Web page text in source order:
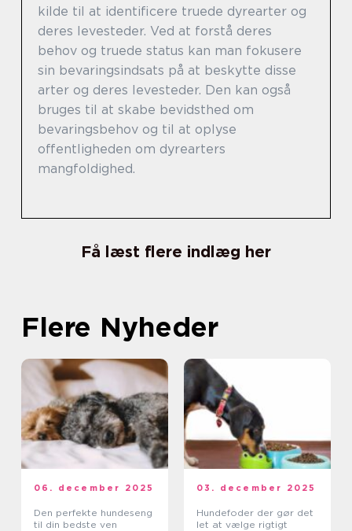
kilde til at identificere truede dyrearter og
deres levesteder. Ved at forstå deres
behov og truede status kan man fokusere
sin bevaringsindsats på at beskytte disse
arter og deres levesteder. Den kan også
bruges til at skabe bevidsthed om
bevaringsbehov og til at oplyse
offentligheden om dyrearters
mangfoldighed.
Få læst flere indlæg her
Flere Nyheder
06. december 2025
Den perfekte hundeseng
til din bedste ven
03. december 2025
Hundefoder der gør det
let at vælge rigtigt